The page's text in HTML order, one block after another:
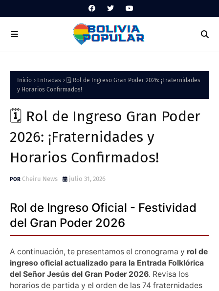
Inicio Entradas
🗓️ Rol de Ingreso Gran Poder 2026: ¡Fraternidades
y Horarios Confirmados!
🗓️ Rol de Ingreso Gran Poder
2026: ¡Fraternidades y
Horarios Confirmados!
Cheiru News julio 31, 2026
Rol de Ingreso Oficial - Festividad
del Gran Poder 2026
A continuación, te presentamos el cronograma y rol de
ingreso oficial actualizado para la Entrada Folklórica
del Señor Jesús del Gran Poder 2026. Revisa los
horarios de partida y el orden de las 74 fraternidades